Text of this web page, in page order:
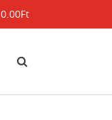
0.00Ft